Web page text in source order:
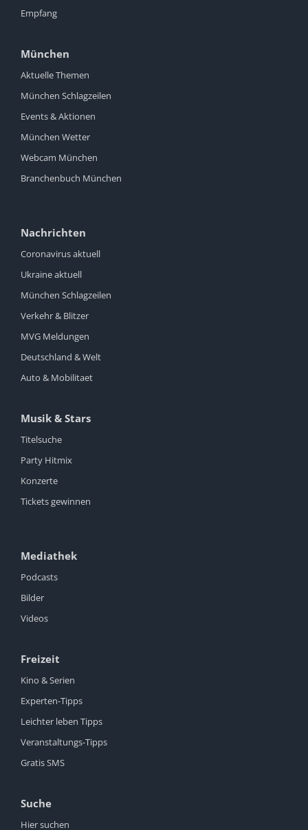
Empfang
München
Aktuelle Themen
München Schlagzeilen
Events & Aktionen
München Wetter
Webcam München
Branchenbuch München
Nachrichten
Coronavirus aktuell
Ukraine aktuell
München Schlagzeilen
Verkehr & Blitzer
MVG Meldungen
Deutschland & Welt
Auto & Mobilitaet
Musik & Stars
Titelsuche
Party Hitmix
Konzerte
Tickets gewinnen
Mediathek
Podcasts
Bilder
Videos
Freizeit
Kino & Serien
Experten-Tipps
Leichter leben Tipps
Veranstaltungs-Tipps
Gratis SMS
Suche
Hier suchen